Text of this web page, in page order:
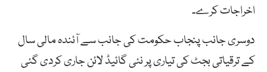
اخراجات کرے۔
دوسری جانب پنجاب حکومت کی جانب سے آئندہ مالی سال
کے ترقیاتی بجٹ کی تیاری پر نئی گائیڈ لائن جاری کردی گئی